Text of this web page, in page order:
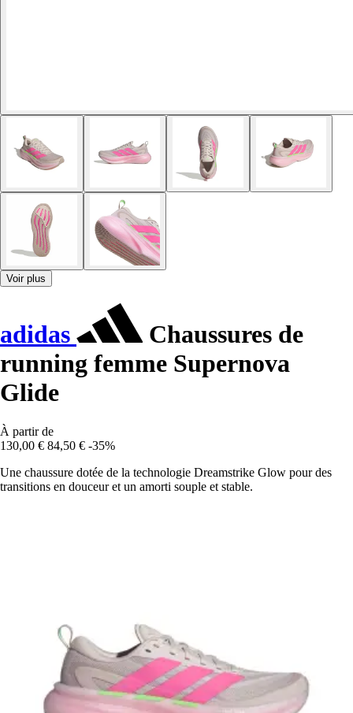
Voir plus
adidas
Chaussures de
running femme Supernova
Glide
À partir de
130,00 € 84,50 € -35%
Une chaussure dotée de la technologie Dreamstrike Glow pour des
transitions en douceur et un amorti souple et stable.